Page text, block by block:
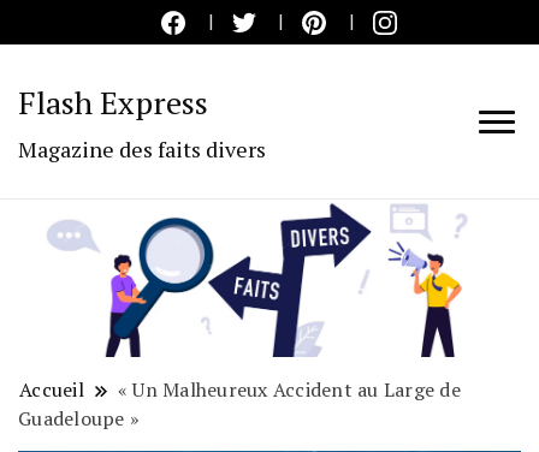
Flash Express
Magazine des faits divers
Accueil
« Un Malheureux Accident au Large de
Guadeloupe »